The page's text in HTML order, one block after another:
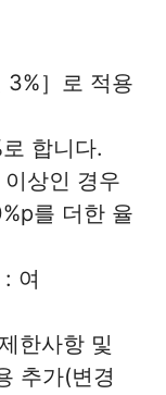
3%］로 적용
합니다.
상인 경우
를 더한 율
여
한사항 및
추가(변경